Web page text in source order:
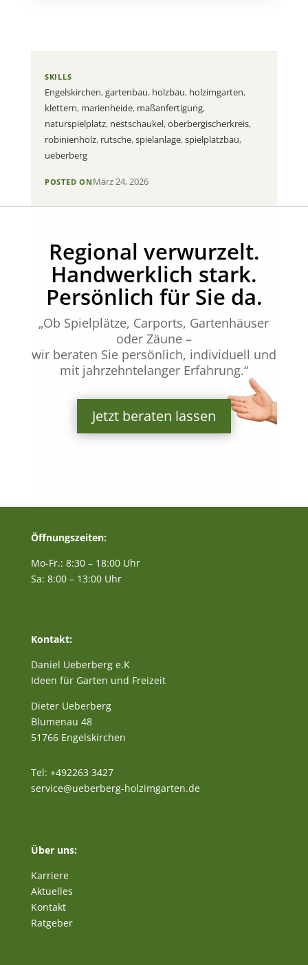
SKILLS
Engelskirchen,gartenbau, holzbau, holzimgarten,
klettern, marienheide, maßanfertigung,
naturspielplatz, nestschaukel,oberbergischerkreis,
robinienholz, rutsche,spielanlage,spielplatzbau,
ueberberg
POSTED ON März 24, 2026
Regional verwurzelt.
Handwerklich stark.
Persönlich für Sie da.
„Ob Spielplätze, Carports, Gartenhäuser
oder Zäune –
wir beraten Sie persönlich, individuell und
mit jahrzehntelanger Erfahrung.“
Jetzt beraten lassen
Öffnungszeiten:
Mo-Fr.: 8:30 – 18:00 Uhr
Sa: 8:00 – 13:00 Uhr
Kontakt:
Daniel Ueberberg e.K
Ideen für Garten und Freizeit
Dieter Ueberberg
Blumenau 48
51766 Engelskirchen
Tel: +492263 3427
service@ueberberg-holzimgarten.de
Über uns:
Karriere
Aktuelles
Kontakt
Ratgeber